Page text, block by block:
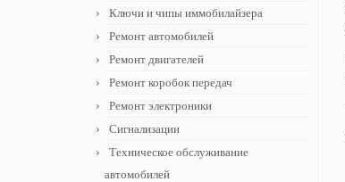
Ключи и чипы иммобилайзера
Ремонт автомобилей
Ремонт двигателей
Ремонт коробок передач
Ремонт электроники
Сигнализации
Техническое обслуживание
автомобилей